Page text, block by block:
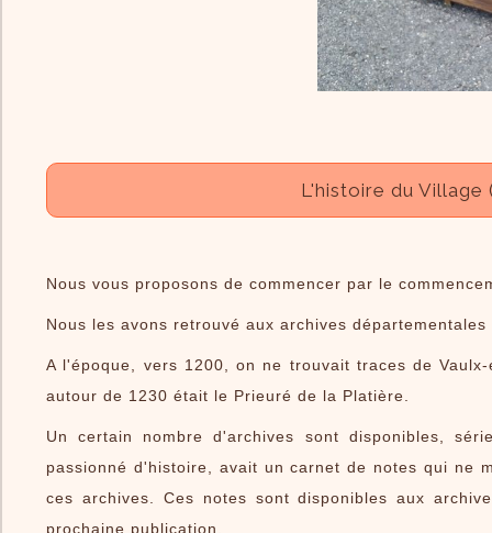
L'histoire du Village
Nous vous proposons de commencer par le
Nous les avons retrouvé aux archives
A l'époque, vers 1200, on ne trouvait traces de
autour de 1230 était le Prieuré de la Platière.
Un certain nombre d'archives sont disponibles,
passionné d'histoire, avait un carnet de notes qui ne
ces archives. Ces notes sont disponibles aux
prochaine publication.